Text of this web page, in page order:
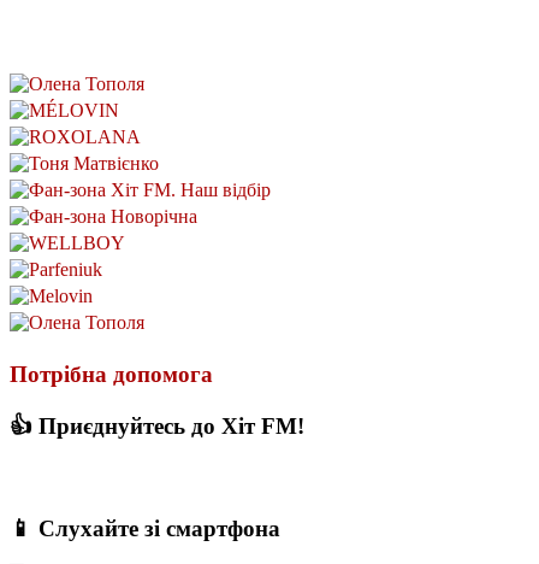
Потрібна допомога
👍 Приєднуйтесь до Хіт FM!
📱 Слухайте зі смартфона